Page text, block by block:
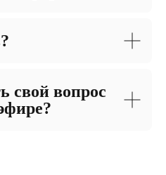
свой вопрос